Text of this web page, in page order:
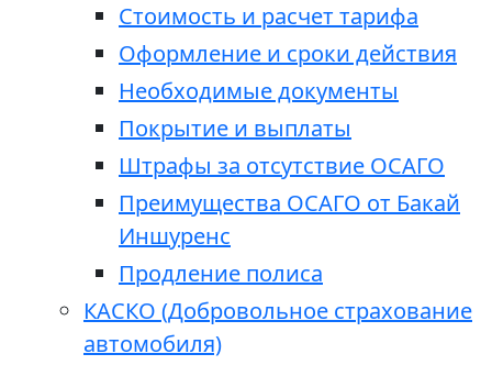
Стоимость и расчет тарифа
Оформление и сроки действия
Необходимые документы
Покрытие и выплаты
Штрафы за отсутствие ОСАГО
Преимущества ОСАГО от Бакай
Иншуренс
Продление полиса
КАСКО (Добровольное страхование
автомобиля)